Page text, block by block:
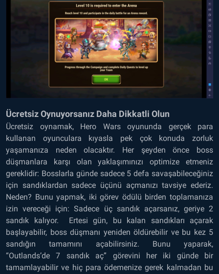
Ücretsiz Oynuyorsanız Daha Dikkatli Olun
Ücretsiz oynamak, Hero Wars oyununda gerçek para
kullanan oyunculara kıyasla pek çok konuda zorluk
yaşamanıza neden olacaktır. Her şeyden önce boss
düşmanlara karşı olan yaklaşımınızı optimize etmeniz
gereklidir: Bosslarla günde sadece 5 defa savaşabileceğiniz
için sandıklardan sadece üçünü açmanızı tavsiye ederiz.
Neden? Bunu yapmak, iki görev ödülü birden toplamanıza
izin vereceği için: Sadece üç sandık açarsanız, geriye 2
sandık kalıyor. Ertesi gün, bu kalan sandıkları açarak
başlayabilir, boss düşmanı yeniden öldürebilir ve bu kez 5
sandığın tamamını açabilirsiniz. Bunu yaparak,
“Outlands’de 7 sandık aç” görevini her iki günde bir
tamamlayabilir ve hiç para ödemenize gerek kalmadan bu